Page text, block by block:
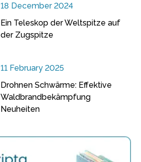
18 December 2024
Ein Teleskop der Weltspitze auf
der Zugspitze
11 February 2025
Drohnen Schwärme: Effektive
Waldbrandbekämpfung
Neuheiten